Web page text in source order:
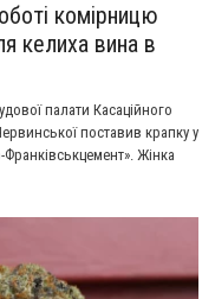
комірницю
келиха вина в
палати Касаційного
поставив крапку у
Жінка